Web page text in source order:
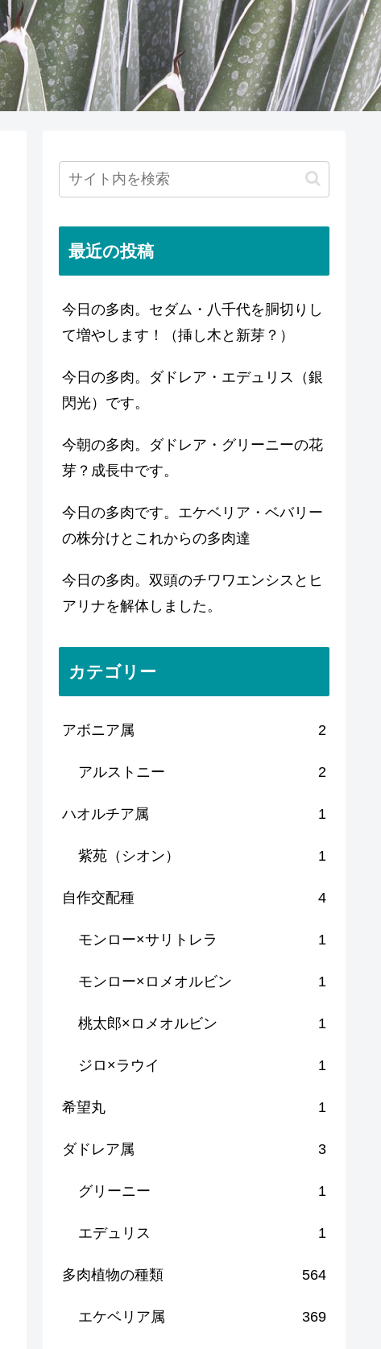
最近の投稿
今日の多肉。セダム・八千代を胴切りし
て増やします！（挿し木と新芽？）
今日の多肉。ダドレア・エデュリス（銀
閃光）です。
今朝の多肉。ダドレア・グリーニーの花
芽？成長中です。
今日の多肉です。エケベリア・ベバリー
の株分けとこれからの多肉達
今日の多肉。双頭のチワワエンシスとヒ
アリナを解体しました。
カテゴリー
アボニア属 2
アルストニー 2
ハオルチア属 1
紫苑（シオン） 1
自作交配種 4
モンロー×サリトレラ 1
モンロー×ロメオルビン 1
桃太郎×ロメオルビン 1
ジロ×ラウイ 1
希望丸 1
ダドレア属 3
グリーニー 1
エデュリス 1
多肉植物の種類 564
エケベリア属 369